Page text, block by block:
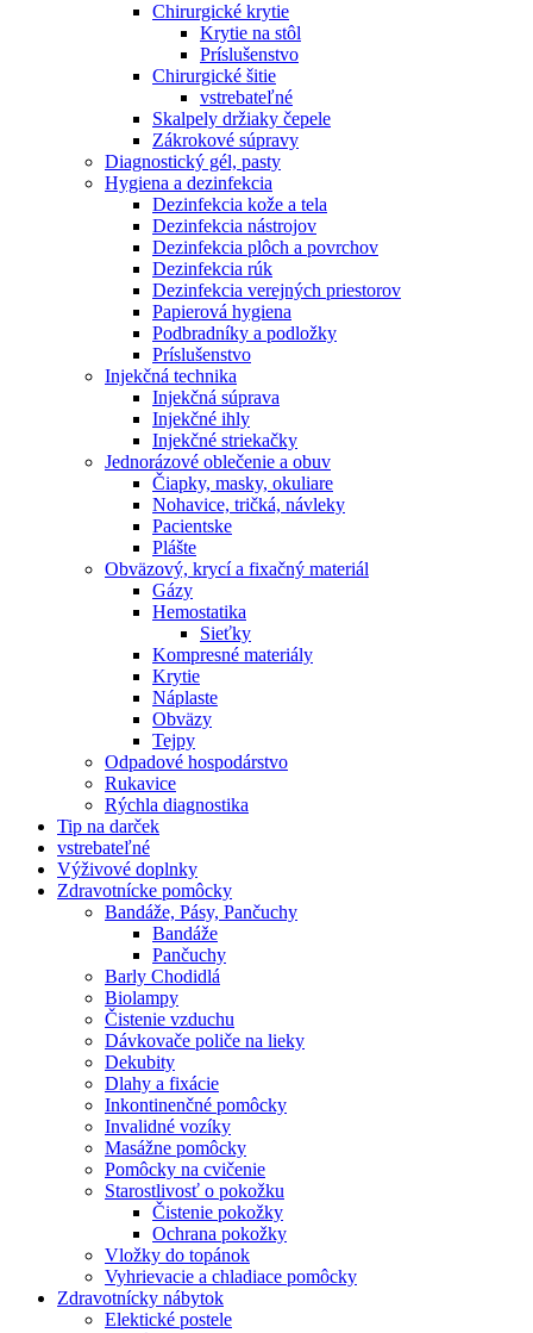
Chirurgické krytie
Krytie na stôl
Príslušenstvo
Chirurgické šitie
vstrebateľné
Skalpely držiaky čepele
Zákrokové súpravy
Diagnostický gél, pasty
Hygiena a dezinfekcia
Dezinfekcia kože a tela
Dezinfekcia nástrojov
Dezinfekcia plôch a povrchov
Dezinfekcia rúk
Dezinfekcia verejných priestorov
Papierová hygiena
Podbradníky a podložky
Príslušenstvo
Injekčná technika
Injekčná súprava
Injekčné ihly
Injekčné striekačky
Jednorázové oblečenie a obuv
Čiapky, masky, okuliare
Nohavice, tričká, návleky
Pacientske
Plášte
Obväzový, krycí a fixačný materiál
Gázy
Hemostatika
Sieťky
Kompresné materiály
Krytie
Náplaste
Obväzy
Tejpy
Odpadové hospodárstvo
Rukavice
Rýchla diagnostika
Tip na darček
vstrebateľné
Výživové doplnky
Zdravotnícke pomôcky
Bandáže, Pásy, Pančuchy
Bandáže
Pančuchy
Barly Chodidlá
Biolampy
Čistenie vzduchu
Dávkovače poliče na lieky
Dekubity
Dlahy a fixácie
Inkontinenčné pomôcky
Invalidné vozíky
Masážne pomôcky
Pomôcky na cvičenie
Starostlivosť o pokožku
Čistenie pokožky
Ochrana pokožky
Vložky do topánok
Vyhrievacie a chladiace pomôcky
Zdravotnícky nábytok
Elektické postele